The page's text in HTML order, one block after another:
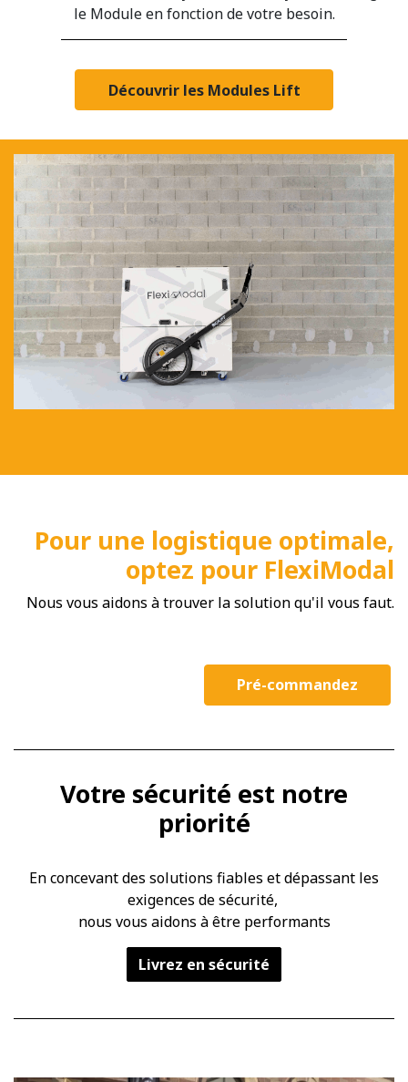
le Module en fonction de votre besoin.
Découvrir les Modules Lift
Pour une logistique optimale,
optez pour FlexiModal
Nous vous aidons à trouver la solution qu'il vous faut.
Pré-commandez
Votre sécurité est notre
priorité
​En concevant des solutions fiables et dépassant les
exigences de sécurité,
nous vous aidons à être performants
Livrez en sécurité